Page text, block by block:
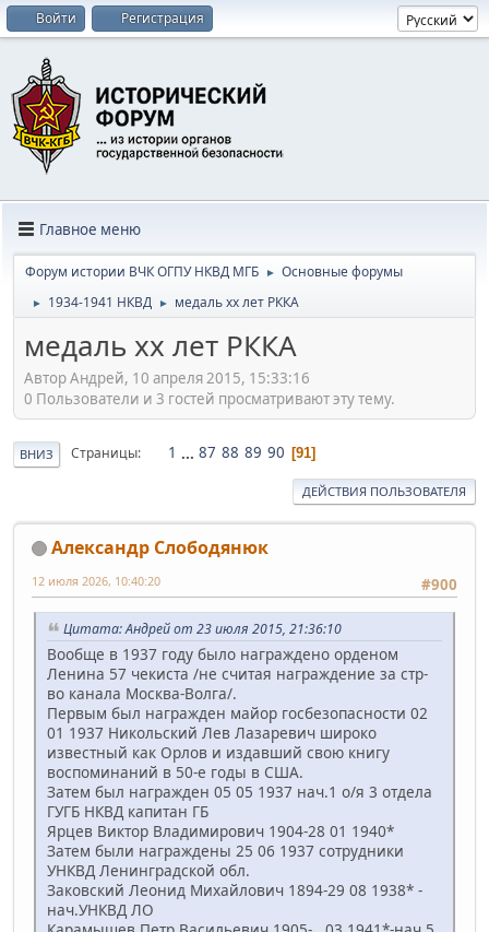
Войти Регистрация
Главное меню
Форум истории ВЧК ОГПУ НКВД МГБ ► Основные форумы
► 1934-1941 НКВД ► медаль хх лет РККА
медаль хх лет РККА
Автор Андрей, 10 апреля 2015, 15:33:16
0 Пользователи и 3 гостей просматривают эту тему.
ВНИЗ Страницы 1 ... 87 88 89 90 91
ДЕЙСТВИЯ ПОЛЬЗОВАТЕЛЯ
Александр Слободянюк
#900
12 июля 2026, 10:40:20
Цитата: Андрей от 23 июля 2015, 21:36:10
Вообще в 1937 году было награждено орденом
Ленина 57 чекиста /не считая награждение за стр-
во канала Москва-Волга/.
Первым был награжден майор госбезопасности 02
01 1937 Никольский Лев Лазаревич широко
известный как Орлов и издавший свою книгу
воспоминаний в 50-е годы в США.
Затем был награжден 05 05 1937 нач.1 о/я 3 отдела
ГУГБ НКВД капитан ГБ
Ярцев Виктор Владимирович 1904-28 01 1940*
Затем были награждены 25 06 1937 сотрудники
УНКВД Ленинградской обл.
Заковский Леонид Михайлович 1894-29 08 1938* -
нач.УНКВД ЛО